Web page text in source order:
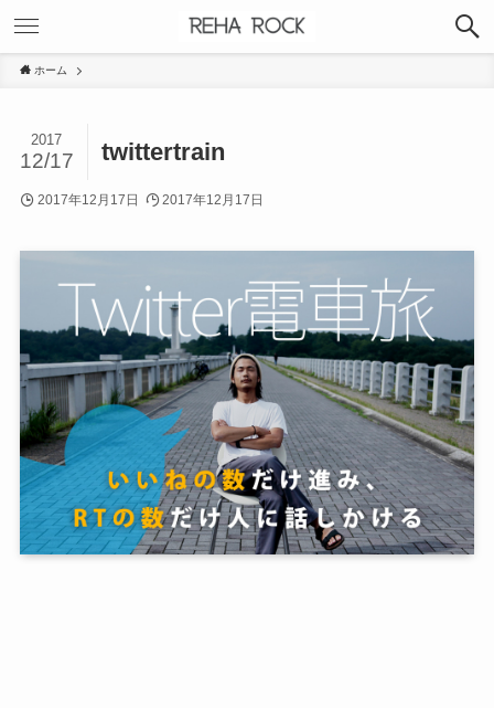
ホーム
twittertrain
2017
12/17
2017年12月17日 2017年12月17日